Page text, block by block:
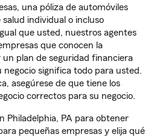
una póliza de automóviles
individual o incluso
que usted, nuestros agentes
que conocen la
plan de seguridad financiera
significa todo para usted.
asegúrese de que tiene los
correctos para su negocio.
Philadelphia, PA para obtener
pequeñas empresas y elija qué